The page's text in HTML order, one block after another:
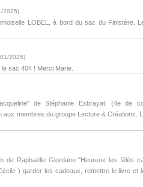
2025)
LOBEL, à bord du sac du Finistère.
2025)
sac 404 ! Merci Marie.
de Stéphanie Exbrayat. (4e de
membres du groupe Lecture & Créations.
de Raphaëlle Giordano "Heureux les fêlés
) garder les cadeaux, remettre le livre et